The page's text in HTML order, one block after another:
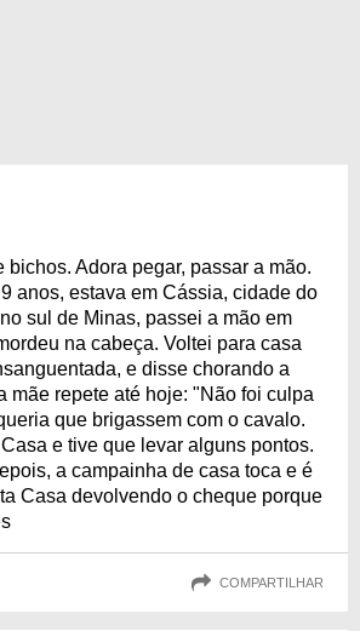
bichos. Adora pegar, passar a mão.
anos, estava em Cássia, cidade do
sul de Minas, passei a mão em
na cabeça. Voltei para casa
e disse chorando a
mãe repete até hoje: "Não foi culpa
que brigassem com o cavalo.
e tive que levar alguns pontos.
a campainha de casa toca e é
Casa devolvendo o cheque porque
COMPARTILHAR